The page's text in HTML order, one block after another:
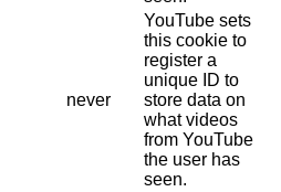
never
YouTube sets
this cookie to
register a
unique ID to
store data on
what videos
from YouTube
the user has
seen.